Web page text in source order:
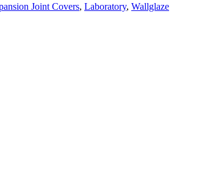
Joint Covers, Laboratory, Wallglaze